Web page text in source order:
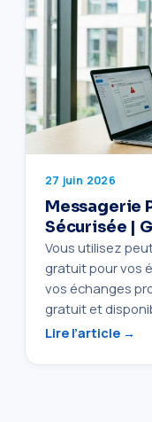
27 juin 2026
Messagerie
Sécurisée |
Vous utilisez
gratuit pour vos
vos échanges
gratuit et
Lire l’article →